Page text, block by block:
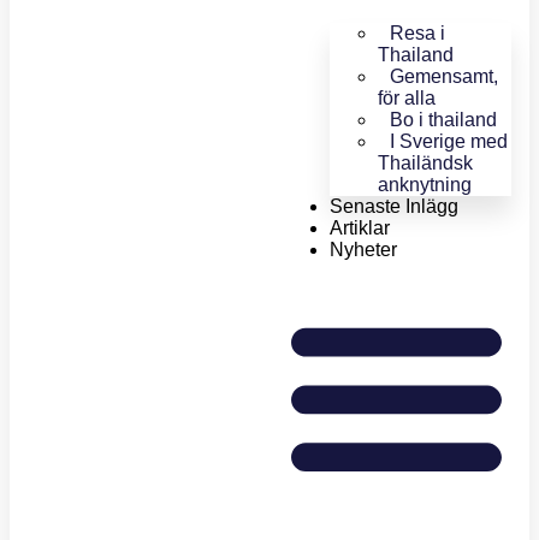
Resa i
Thailand
Gemensamt,
för alla
Bo i thailand
I Sverige med
Thailändsk
anknytning
Senaste Inlägg
Artiklar
Nyheter